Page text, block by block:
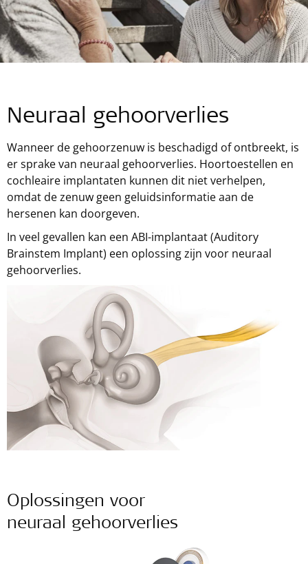
Neuraal gehoorverlies
Wanneer de gehoorzenuw is beschadigd of ontbreekt, is
er sprake van neuraal gehoorverlies. Hoortoestellen en
cochleaire implantaten kunnen dit niet verhelpen,
omdat de zenuw geen geluidsinformatie aan de
hersenen kan doorgeven.
In veel gevallen kan een ABI-implantaat (Auditory
Brainstem Implant) een oplossing zijn voor neuraal
gehoorverlies.
Oplossingen voor
neuraal gehoorverlies